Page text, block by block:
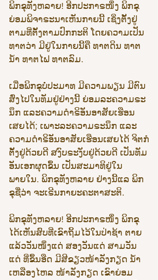
ພິກຂຸທັງຫລາຍ! ອີກປະກາຣໜຶ່ງ ພິກຂຸ
ຍ່ອມພິຈາຣະນາເຫັນກາຍນີ້ ເຊິ່ງຕັ້ງຢູ່
ຕາມທີ່ຕັ້ງຕາມປົກກະຕິ ໂດຍຄວາມເປັນ
ທາຕວ່າ ມີຢູ່ໃນກາຍນີ້ຄື ທາຕດິນ ທາຕ
ນໍ້າ ທາຕໄຟ ທາຕລົມ.
ເມື່ອພິກຂຸບໍ່ປະມາທ ມີຄວາມພຽນ ມີຕົນ
ສົ່ງໄປໃນທັມຢູ່ຢ່າງນີ້ ຍ່ອມລະຄວາມຣະ
ນຶກ ແລະຄວາມດຳຣິອັນອາສັຍເຮືອນ
ເສຍໄດ້; ເພາະລະຄວາມຣະນຶກ ແລະ
ຄວາມດຳຣິອັນອາສັຍເຮືອນເສຍໄດ້ ຈິຕກໍ
ຕັ້ງຢູ່ດ້ວຍດີ ສງົບຣະງັບຢູ່ດ້ວຍດີ ເປັນທັມ
ອັນເອກຜຸດຂຶ້ນ ເປັນສະມາທິຢູ່ໃນ
ພາຍໃນ. ພິກຂຸທັງຫລາຍ ຢ່າງນີ້ແລ ພິກ
ຂຸຊື່ວ່າ ຈະເຣີນກາຍະຄະຕາສະຕິ.
ພິກຂຸທັງຫລາຍ! ອີກປະກາຣໜຶ່ງ ພິກຂຸ
ໄດ້ເຫັນສົບທີ່ເຂົາຖິ້ມໄວ້ໃນປ່າຊ້າ ຕາຍ
ແລ້ວວັນໜຶ່ງແດ່ ສອງວັນແດ່ ສາມວັນ
ແດ່ ທີ່ຂຶ້ນອືດ ມີສີຂຽວໜ້າລັງກຽດ ນ້ຳ
ເຫລືອງໄຫລ ໜ້າລັງກຽດ ເຂົາຍ່ອມ